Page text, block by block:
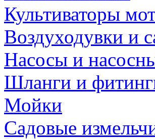
Культиваторы
Воздуходувки и
Насосы и
Шланги и
Мойки
Садовые